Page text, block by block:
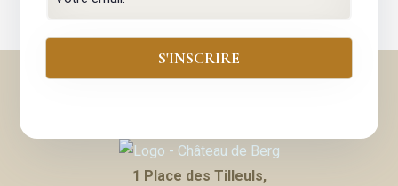
1 Place des Tilleuls,